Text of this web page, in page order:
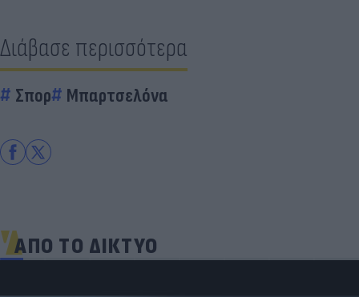
Διάβασε περισσότερα
Σπορ Μπαρτσελόνα
ΑΠΟ ΤΟ ΔΙΚΤΥΟ